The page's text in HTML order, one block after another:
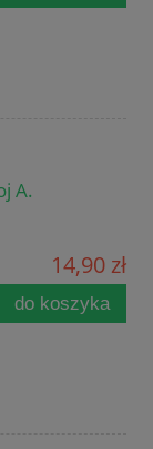
A.
14,90 zł
do koszyka